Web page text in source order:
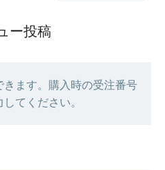
ー投稿
ます。購入時の受注番号
てください。